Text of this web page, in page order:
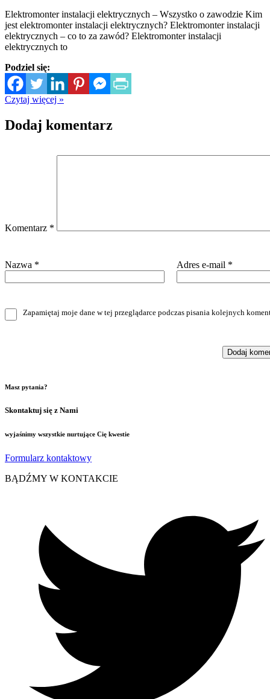
Elektromonter instalacji elektrycznych – Wszystko o zawodzie Kim
jest elektromonter instalacji elektrycznych? Elektromonter instalacji
elektrycznych – co to za zawód? Elektromonter instalacji
elektrycznych to
Podziel się:
Czytaj więcej »
Dodaj komentarz
Komentarz *
Nazwa * Adres e-mail *
Zapamiętaj moje dane w tej przeglądarce podczas pisania kolejnych
Masz pytania?
Skontaktuj się z Nami
wyjaśnimy wszystkie nurtujące Cię kwestie
Formularz kontaktowy
BĄDŹMY W KONTAKCIE